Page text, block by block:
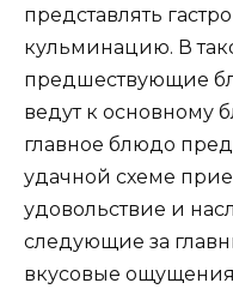
представлять
кульминацию. В
предшествующие
ведут к основному
главное блюдо
удачной схеме
удовольствие и
следующие за
вкусовые